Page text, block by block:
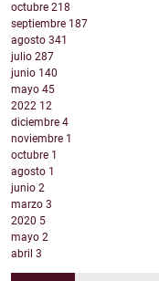
octubre 218
septiembre 187
agosto 341
julio 287
junio 140
mayo 45
2022 12
diciembre 4
noviembre 1
octubre 1
agosto 1
junio 2
marzo 3
2020 5
mayo 2
abril 3